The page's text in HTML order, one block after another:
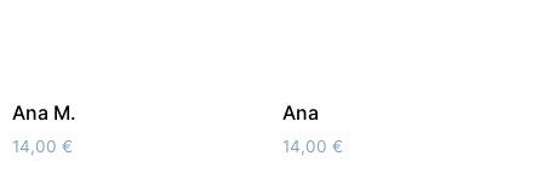
Ana M.
14,00 €
Ana
14,00 €